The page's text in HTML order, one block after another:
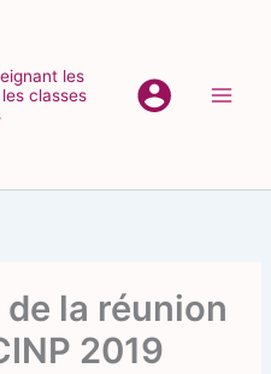
les
classes
la réunion
2019